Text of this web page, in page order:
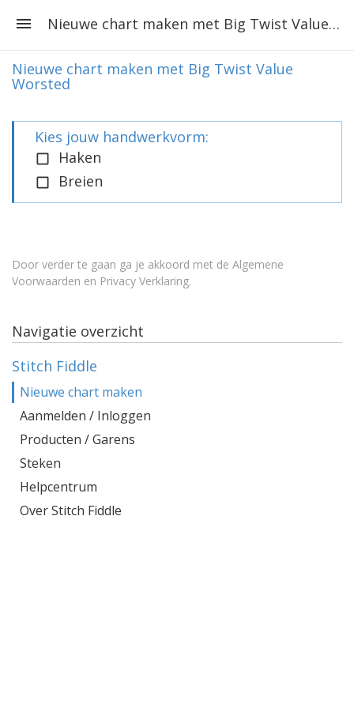
Nieuwe chart maken met Big Twist Value Worsted
Nieuwe chart maken met Big Twist Value
Worsted
Kies jouw handwerkvorm:
Haken
Breien
Door verder te gaan ga je akkoord met de Algemene
Voorwaarden en Privacy Verklaring.
Navigatie overzicht
Stitch Fiddle
Nieuwe chart maken
Aanmelden / Inloggen
Producten / Garens
Steken
Helpcentrum
Over Stitch Fiddle